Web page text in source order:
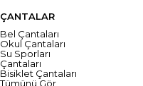
ÇANTALAR
Bel Çantaları
Okul Çantaları
Su Sporları
Çantaları
Bisiklet Çantaları
Tümünü Gör